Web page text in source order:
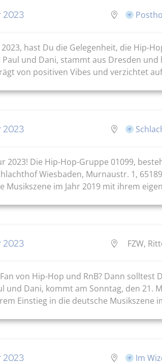
2023
hast Du die Gelegenheit, die Hip-
und Dani, stammt aus Dresden
von positiven Vibes und verzichtet
2023
2023! Die Hip-Hop-Gruppe 01099,
Wiesbaden, Murnaustr. 1,
im Jahr 2019 mit ihrem
2023 FZW,
von Hip-Hop und RnB? Dann
und Dani, kommt am Sonntag, den 21.
Einstieg in die deutsche Musikszene
2023 Im